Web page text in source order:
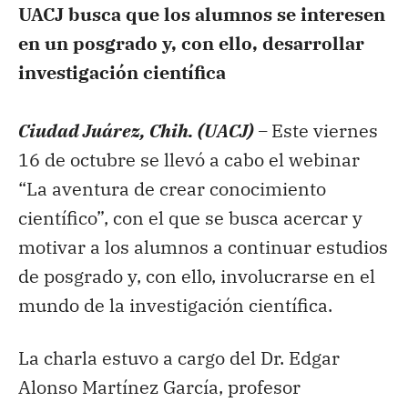
UACJ busca que los alumnos se interesen
en un posgrado y, con ello, desarrollar
investigación científica
Ciudad Juárez, Chih. (UACJ) –Este viernes
16 de octubre se llevó a cabo el webinar
“La aventura de crear conocimiento
científico”, con el que se busca acercar y
motivar a los alumnos a continuar estudios
de posgrado y, con ello, involucrarse en el
mundo de la investigación científica.
La charla estuvo a cargo del Dr. Edgar
Alonso Martínez García, profesor